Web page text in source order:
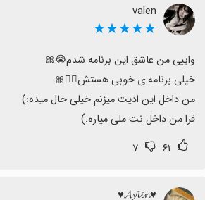
گزینه مفیدی باشد.
valen
★★★★★
قرا من داخل نت ملی میاره:)
۶۱ ۷
♥️𝓐𝔂𝓵𝓲𝓷♥️